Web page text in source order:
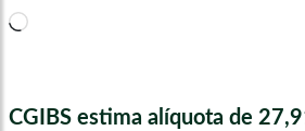
Carregando...
CGIBS estima alíquota de